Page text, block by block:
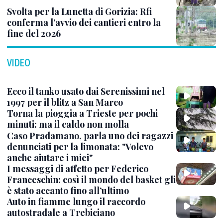
Svolta per la Lunetta di Gorizia: Rfi
conferma l’avvio dei cantieri entro la
fine del 2026
VIDEO
Ecco il tanko usato dai Serenissimi nel
1997 per il blitz a San Marco
Torna la pioggia a Trieste per pochi
minuti: ma il caldo non molla
Caso Pradamano, parla uno dei ragazzi
denunciati per la limonata: "Volevo
anche aiutare i miei"
I messaggi di affetto per Federico
Franceschin: così il mondo del basket gli
è stato accanto fino all’ultimo
Auto in fiamme lungo il raccordo
autostradale a Trebiciano